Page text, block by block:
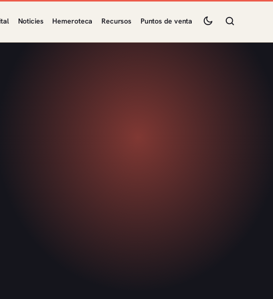
Noticies Hemeroteca Recursos Puntos de venta